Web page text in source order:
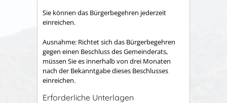
Sie können das Bürgerbegehren jederzeit
einreichen.
Ausnahme: Richtet sich das Bürgerbegehren
gegen einen Beschluss des Gemeinderats,
müssen Sie es innerhalb von drei Monaten
nach der Bekanntgabe dieses Beschlusses
einreichen.
Erforderliche Unterlagen